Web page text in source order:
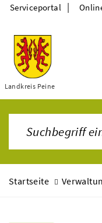
Themen
Landkreis Peine
Serviceportal |
Startseite